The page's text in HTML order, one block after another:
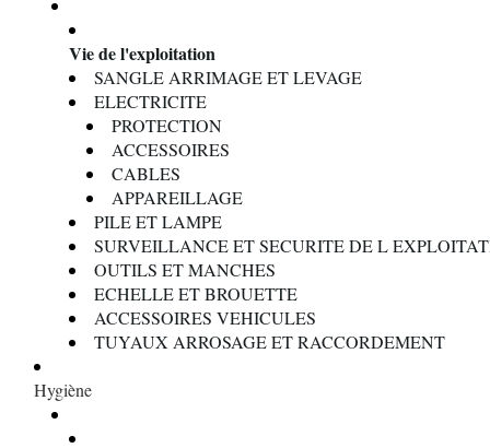
Vie de l'exploitation
SANGLE ARRIMAGE ET LEVAGE
ELECTRICITE
PROTECTION
ACCESSOIRES
CABLES
APPAREILLAGE
PILE ET LAMPE
SURVEILLANCE ET SECURITE DE L
OUTILS ET MANCHES
ECHELLE ET BROUETTE
ACCESSOIRES VEHICULES
TUYAUX ARROSAGE ET RACCORDEMENT
Hygiène